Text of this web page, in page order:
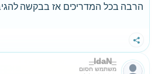
הרבה בכל המדריכים אז בבקשה
שתף
_IdaN_
משתמש חסום